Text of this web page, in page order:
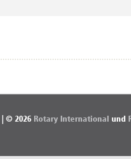
| © 2026 Rotary International und